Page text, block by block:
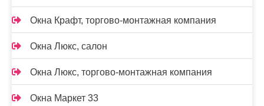
Окна Крафт, торгово-монтажная компания
Окна Люкс, салон
Окна Люкс, торгово-монтажная компания
Окна Маркет 33